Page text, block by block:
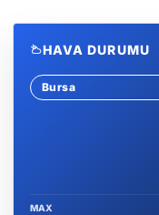
HAVA DURUMU
Sehir sec
MAX